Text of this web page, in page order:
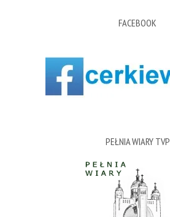
FACEBOOK
PEŁNIA WIARY TVP